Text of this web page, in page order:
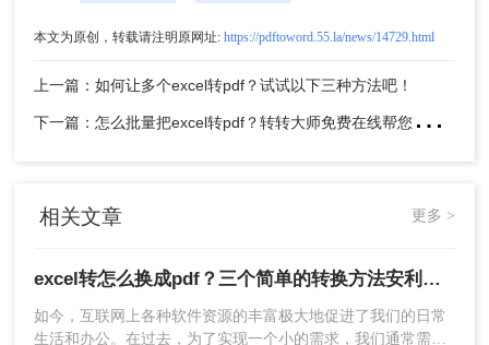
文件转PDF-excel转PDF，上传excel，客户端支持
本文为原创，转载请注明原网址: https://pdftoword.55.la/news/14729.html
上一篇：如何让多个excel转pdf？试试以下三种方法吧！
下
一篇：怎么批量把excel转pdf？转转大师免费在线帮您批量转换
相关文章 更多 >
excel转怎么换成pdf？三个简单的转换方法安利给你们
如今，互联网上各种软件资源的丰富极大地促进了我们的日常
生活和办公。在过去，为了实现一个小的需求，我们通常需要